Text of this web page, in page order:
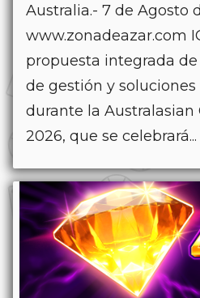
Australia.- 7 de Agosto
www.zonadeazar.com
propuesta integrada
de gestión y
durante la Australasian
2026, que se celebrará...